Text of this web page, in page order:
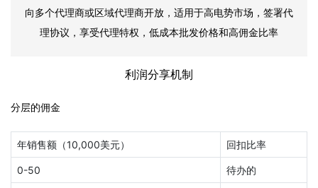
向多个代理商或区域代理商开放，适用于高电势市场，签署代
理协议，享受代理特权，低成本批发价格和高佣金比率
利润分享机制
分层的佣金
年销售额（10,000美元） 回扣比率
0-50 待办的